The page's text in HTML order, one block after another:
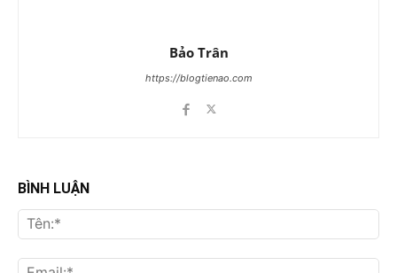
Bảo Trân
https://blogtienao.com
BÌNH LUẬN